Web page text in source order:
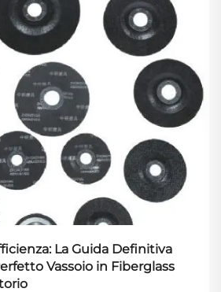
La Guida Definitiva
Vassoio in Fiberglass